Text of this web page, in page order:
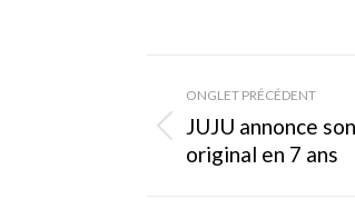
Navigation
de
ONGLET PRÉCÉDENT
Onglet
précédent
JUJU annonce
original en 7 ans